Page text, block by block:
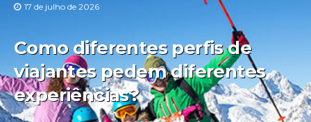
17 de julho de 2026
Como diferentes perfis de
viajantes pedem diferentes
experiências?